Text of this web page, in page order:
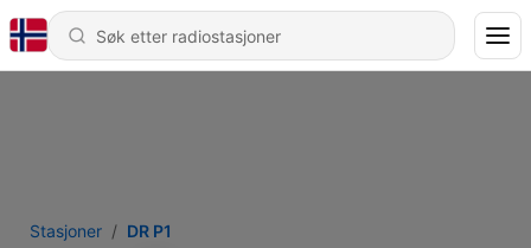
Stasjoner DR P1